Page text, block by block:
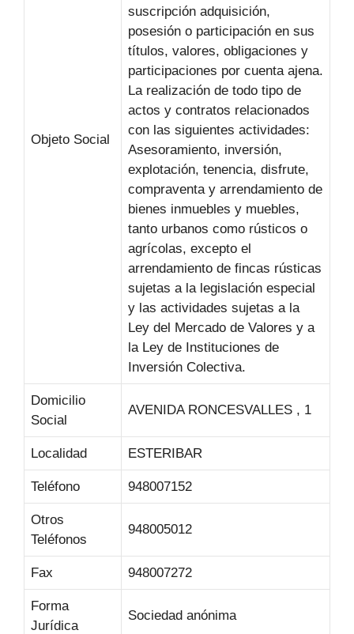
Objeto Social
suscripción adquisición,
posesión o participación en sus
títulos, valores, obligaciones y
participaciones por cuenta ajena.
La realización de todo tipo de
actos y contratos relacionados
con las siguientes actividades:
Asesoramiento, inversión,
explotación, tenencia, disfrute,
compraventa y arrendamiento de
bienes inmuebles y muebles,
tanto urbanos como rústicos o
agrícolas, excepto el
arrendamiento de fincas rústicas
sujetas a la legislación especial
y las actividades sujetas a la
Ley del Mercado de Valores y a
la Ley de Instituciones de
Inversión Colectiva.
Domicilio
Social
AVENIDA RONCESVALLES , 1
Localidad ESTERIBAR
Teléfono 948007152
Otros
Teléfonos
948005012
Fax 948007272
Forma
Jurídica
Sociedad anónima